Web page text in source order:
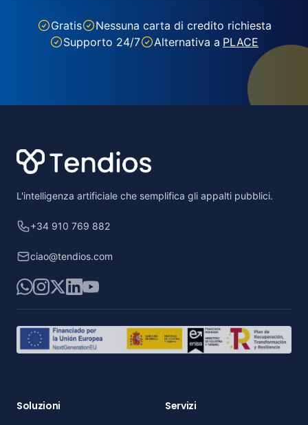
Gratis
Nessuna carta di credito richiesta
Supporto 24/7
Alternativa a PLACE
L'intelligenza artificiale che semplifica gli appalti pubblici.
+34 910 769 882
ciao@tendios.com
WhatsApp
Instagram
X LinkedIn
YouTube
Soluzioni Servizi